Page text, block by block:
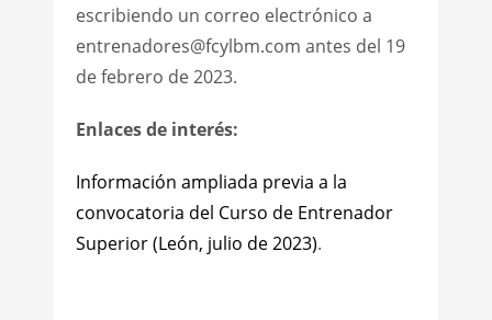
escribiendo un correo electrónico a
entrenadores@fcylbm.com antes del 19
de febrero de 2023.
Enlaces de interés:
Información ampliada previa a la
convocatoria del Curso de Entrenador
Superior (León, julio de 2023).